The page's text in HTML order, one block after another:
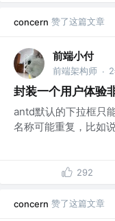
concern 赞了这篇文章
前端小付
前端架构师 ·
封装一个用户体验
antd默认的下拉框只
名称可能重复，比如
292
concern 赞了这篇文章